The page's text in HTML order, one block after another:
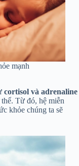
mạnh
cortisol và adrenaline
Từ đó, hệ miễn
khỏe chúng ta sẽ